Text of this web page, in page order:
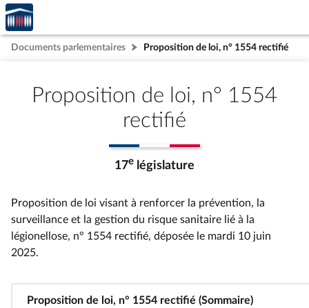
Aller au contenu
Aller en bas de la page
Accèder
à la
page
d'accueil
Documents parlementaires Proposition de loi, n° 1554 rectifié
Proposition de loi, n° 1554
rectifié
17e législature
Proposition de loi visant à renforcer la prévention, la
surveillance et la gestion du risque sanitaire lié à la
légionellose, n° 1554 rectifié, déposée le mardi 10 juin
2025.
Proposition de loi, n° 1554 rectifié (Sommaire)